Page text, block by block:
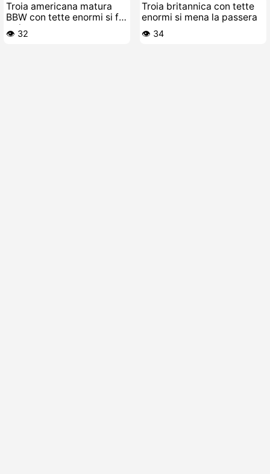
Troia americana matura
BBW con tette enormi si fa
troia
👁️ 32
Troia britannica con tette
enormi si mena la passera
👁️ 34